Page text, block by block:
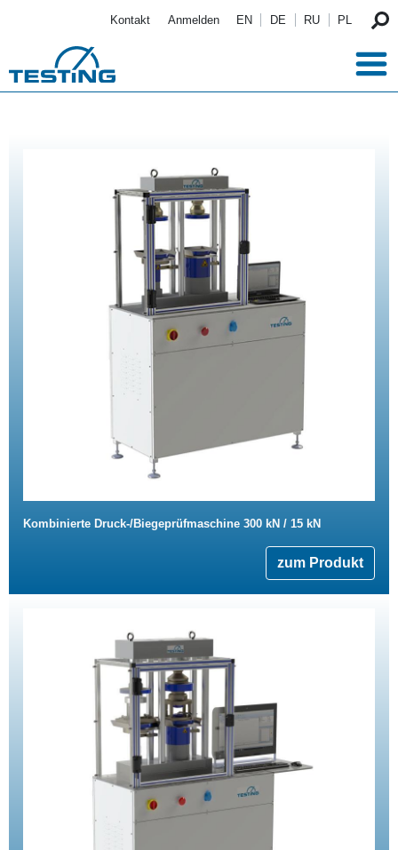
Kontakt Anmelden EN DE RU PL
Kombinierte Druck-/Biegeprüfmaschine 300 kN / 15 kN
zum Produkt